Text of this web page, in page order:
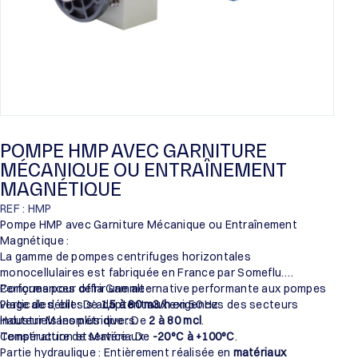
POMPE HMP AVEC GARNITURE
MÉCANIQUE OU ENTRAÎNEMENT
MAGNÉTIQUE
REF : HMP
Pompe HMP avec Garniture Mécanique ou Entraînement
Magnétique :
La gamme de pompes centrifuges horizontales
monocellulaires est fabriquée en France par Someflu.
Conçues pour offrir une alternative performante aux pompes
verticales, elles s’adaptent aux exigences des secteurs
industriels les plus divers.
Performances de la Gamme :
Plage de débit : De1,5 à 80 m3/hen 50 Hz.
Hauteur Manométrique : De 2 à 80 mcl.
Température de service : De -20°C à +100°C.
Construction et Matériaux :
Partie hydraulique : Entièrement réalisée en matériaux